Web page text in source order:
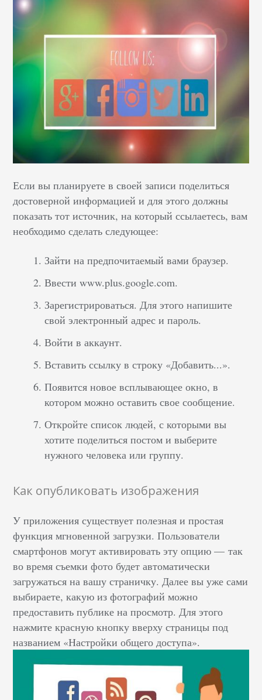
Если вы планируете в своей записи поделиться
достоверной информацией и для этого должны
показать тот источник, на который ссылаетесь, вам
необходимо сделать следующее:
Зайти на предпочитаемый вами браузер.
Ввести www.plus.google.com.
Зарегистрироваться. Для этого напишите
свой электронный адрес и пароль.
Войти в аккаунт.
Вставить ссылку в строку «Добавить...».
Появится новое всплывающее окно, в
котором можно оставить свое сообщение.
Откройте список людей, с которыми вы
хотите поделиться постом и выберите
нужного человека или группу.
Как опубликовать изображения
У приложения существует полезная и простая
функция мгновенной загрузки. Пользователи
смартфонов могут активировать эту опцию — так
во время съемки фото будет автоматически
загружаться на вашу страничку. Далее вы уже сами
выбираете, какую из фотографий можно
предоставить публике на просмотр. Для этого
нажмите красную кнопку вверху страницы под
названием «Настройки общего доступа».